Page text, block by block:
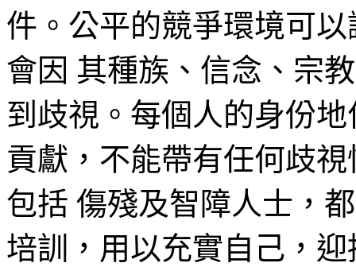
件。公平的競爭環境可
會因 其種族、信念、宗
到歧視。每個人的身份
貢獻，不能帶有任何歧
包括 傷殘及智障人士，
培訓，用以充實自己，